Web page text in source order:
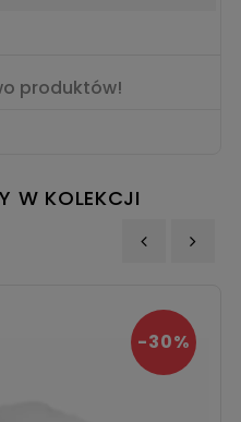
produktów!
W KOLEKCJI
-30%